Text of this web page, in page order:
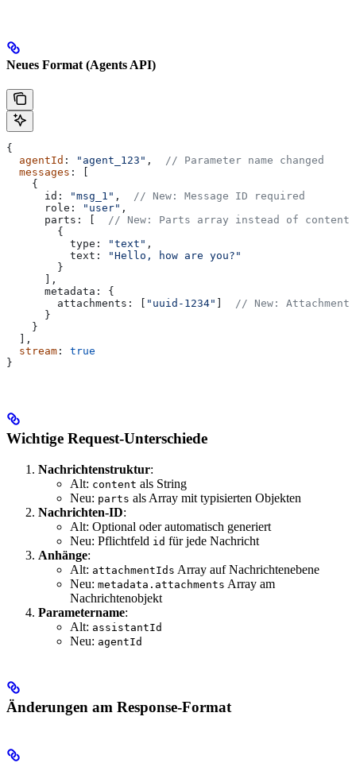
Neues Format (Agents API)
{
  agentId
: "agent_123" , // Parameter name changed
  messages
: [
    {
      id:
"msg_1" , // New: Message ID required
      role:
"user" ,
      parts:
// New: Parts array instead of
        {
          type:
"text" ,
          text:
"Hello, how are you?"
        }
      ],
      metadata:
{
        attachments:
"uuid-1234"
// New: Attachment
      }
    }
  ],
  stream
: true
}
Wichtige Request-Unterschiede
Nachrichtenstruktur:
Alt: content als String
Neu: parts als Array mit typisierten Objekten
Nachrichten-ID:
Alt: Optional oder automatisch generiert
Neu: Pflichtfeld id für jede Nachricht
Anhänge:
Alt: attachmentIds Array auf Nachrichtenebene
Neu: metadata.attachments Array am
Nachrichtenobjekt
Parametername:
Alt: assistantId
Neu: agentId
Änderungen am Response-Format